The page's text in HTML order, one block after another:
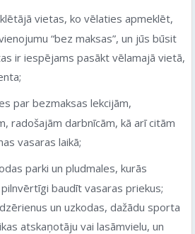
vietas, ko vēlaties apmeklēt,
“bez maksas”, un jūs būsit
ir iespējams pasākt vēlamajā vietā,
par bezmaksas lekcijām,
radošajām darbnīcām, kā arī citām
vasaras laikā;
parki un pludmales, kurās
baudīt vasaras priekus;
un uzkodas, dažādu sporta
atskaņotāju vai lasāmvielu, un